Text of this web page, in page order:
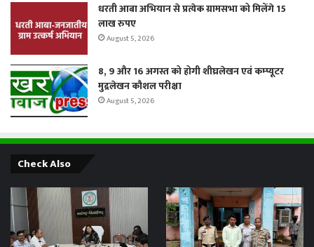
धरती आबा अभियान से प्रत्येक ग्रामसभा को मिलेंगे 15
लाख रुपए
August 5, 2026
8, 9 और 16 अगस्त को होगी शीघ्रलेखन एवं कम्प्यूटर
मुद्रलेखन कौशल परीक्षा
August 5, 2026
Check Also